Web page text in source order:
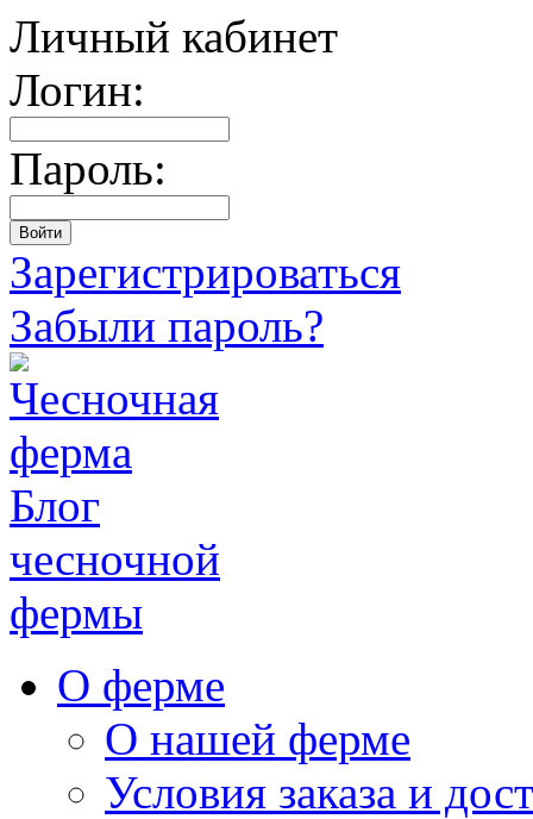
Личный кабинет
Логин:
Пароль:
Зарегистрироваться
Забыли пароль?
Блог
чесночной
фермы
О ферме
О нашей ферме
Условия заказа и